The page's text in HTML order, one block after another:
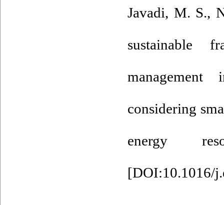
Javadi, M. S.,
sustainable
considering
energy
[DOI:10.1016/